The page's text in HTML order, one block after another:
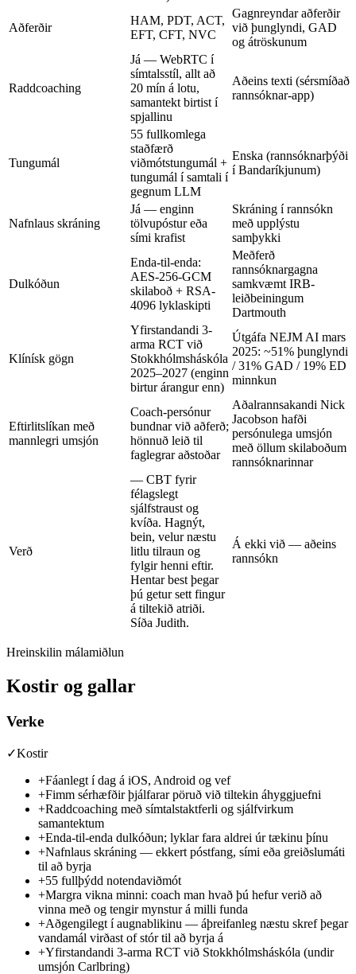
Aðferðir
HAM, PDT, ACT,
EFT, CFT, NVC
Gagnreyndar aðferðir
við þunglyndi, GAD
og átröskunum
Raddcoaching
Já — WebRTC í
símtalsstíl, allt að
20 mín á lotu,
samantekt birtist í
spjallinu
Aðeins texti (sérsmíðað
rannsóknar-app)
Tungumál
55 fullkomlega
staðfærð
viðmótstungumál +
tungumál í samtali í
gegnum LLM
Enska (rannsóknarþýði
í Bandaríkjunum)
Nafnlaus skráning
Já — enginn
tölvupóstur eða
sími krafist
Skráning í rannsókn
með upplýstu
samþykki
Dulkóðun
Enda-til-enda:
AES-256-GCM
skilaboð + RSA-
4096 lyklaskipti
Meðferð
rannsóknargagna
samkvæmt IRB-
leiðbeiningum
Dartmouth
Klínísk gögn
Yfirstandandi 3-
arma RCT við
Stokkhólmsháskóla
2025–2027 (enginn
birtur árangur enn)
Útgáfa NEJM AI mars
2025: ~51% þunglyndi
/ 31% GAD / 19% ED
minnkun
Eftirlitslíkan með
mannlegri umsjón
Coach-persónur
bundnar við aðferð;
hönnuð leið til
faglegrar aðstoðar
Aðalrannsakandi Nick
Jacobson hafði
persónulega umsjón
með öllum skilaboðum
rannsóknarinnar
Verð
— CBT fyrir
félagslegt
sjálfstraust og
kvíða. Hagnýt,
bein, velur næstu
litlu tilraun og
fylgir henni eftir.
Hentar best þegar
þú getur sett fingur
á tiltekið atriði.
Síða Judith.
Á ekki við — aðeins
rannsókn
Hreinskilin málamiðlun
Kostir og gallar
Verke
✓Kostir
+Fáanlegt í dag á iOS, Android og vef
+Fimm sérhæfðir þjálfarar pöruð við tiltekin áhyggjuefni
+Raddcoaching með símtalstaktferli og sjálfvirkum
samantektum
+Enda-til-enda dulkóðun; lyklar fara aldrei úr tækinu þínu
+Nafnlaus skráning — ekkert póstfang, sími eða greiðslumáti
til að byrja
+55 fullþýdd notendaviðmót
+Margra vikna minni: coach man hvað þú hefur verið að
vinna með og tengir mynstur á milli funda
+Aðgengilegt í augnablikinu — áþreifanleg næstu skref þegar
vandamál virðast of stór til að byrja á
+Yfirstandandi 3-arma RCT við Stokkhólmsháskóla (undir
umsjón Carlbring)